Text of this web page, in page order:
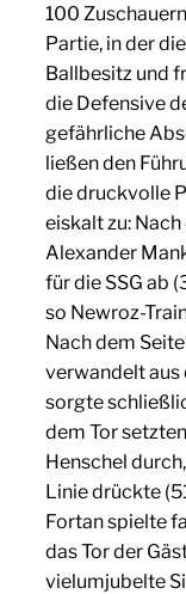
100
Partie, in der
Ballbesitz und
die Defensive
gefährliche
ließen den
die druckvolle
eiskalt zu:
Alexander
für die SSG ab
so Newroz-
Nach dem
verwandelt aus
sorgte
dem Tor
Henschel
Linie drückte
Fortan spielte
das Tor der
vielumjubelte